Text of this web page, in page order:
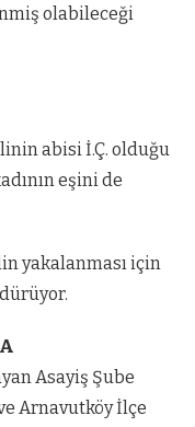
olabileceği
abisi İ.Ç. olduğu
eşini de
yakalanması için
Asayiş Şube
Arnavutköy İlçe